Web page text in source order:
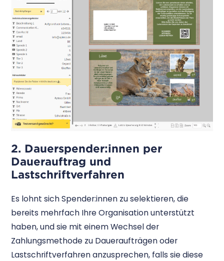
2. Dauerspender:innen per
Dauerauftrag und
Lastschriftverfahren
Es lohnt sich Spender:innen zu selektieren, die
bereits mehrfach Ihre Organisation unterstützt
haben, und sie mit einem Wechsel der
Zahlungsmethode zu Daueraufträgen oder
Lastschriftverfahren anzusprechen, falls sie diese